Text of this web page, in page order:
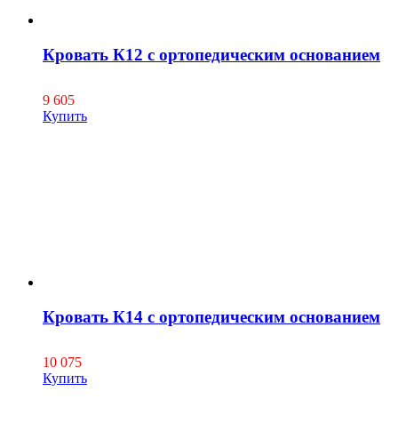
Кровать К12 с ортопедическим основанием
9 605
Купить
Кровать К14 с ортопедическим основанием
10 075
Купить